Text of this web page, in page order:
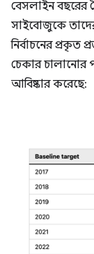
বেসলাইন বছরের
সাইবোজুকে
নির্বাচনের প্রকৃত
চেকার চালানোর
আবিষ্কার করেছে: